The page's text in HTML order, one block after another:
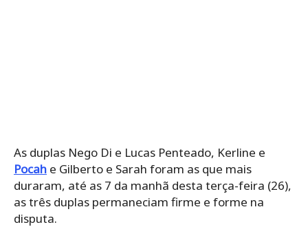
As duplas Nego Di e Lucas Penteado, Kerline e
Pocah e Gilberto e Sarah foram as que mais
duraram, até as 7 da manhã desta terça-feira (26),
as três duplas permaneciam firme e forme na
disputa.